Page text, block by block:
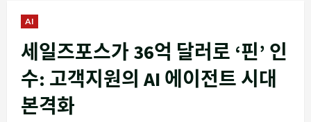
AI
세일즈포스가 36억 달러로 ‘핀’ 인
수: 고객지원의 AI 에이전트 시대
본격화